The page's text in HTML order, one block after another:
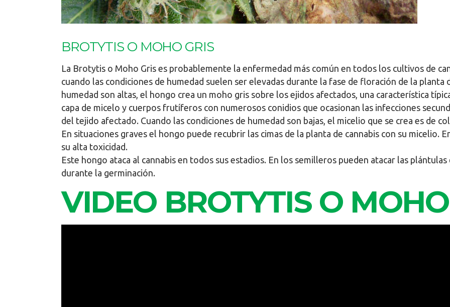
BROTYTIS O MOHO GRIS
La Brotytis o Moho Gris es probablemente la enfermedad más común en todos los cultivos de
cuando las condiciones de humedad suelen ser elevadas durante la fase de floración de la planta
humedad son altas, el hongo crea un moho gris sobre los ejidos afectados, una característica
capa de micelo y cuerpos frutíferos con numerosos conidios que ocasionan las infecciones
del tejido afectado. Cuando las condiciones de humedad son bajas, el micelio que se crea es de
En situaciones graves el hongo puede recubrir las cimas de la planta de cannabis con su micelio.
su alta toxicidad.
Este hongo ataca al cannabis en todos sus estadios. En los semilleros pueden atacar las
durante la germinación.
VIDEO BROTYTIS O